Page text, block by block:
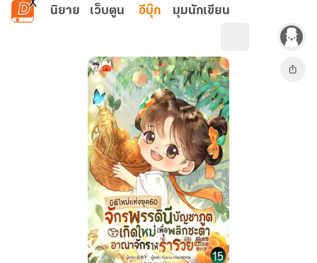
ข้ามไปยังเนื้อหาหลัก
นิยาย เว็บตูน อีบุ๊ก มุมนักเขียน